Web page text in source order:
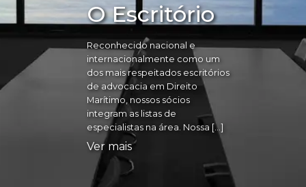
O Escritório
Reconhecido nacional e
internacionalmente como um
dos mais respeitados escritórios
de advocacia em Direito
Marítimo, nossos sócios
integram as listas de
especialistas na área. Nossa […]
Ver mais